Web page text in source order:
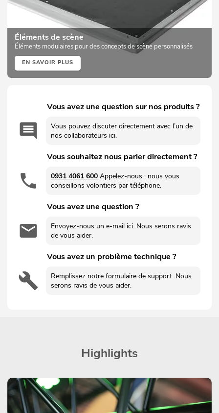
Éléments de scène
Éléments modulaires pour des concepts de scène personnalisés
EN SAVOIR PLUS
Vous avez une question sur nos produits ?
Vous pouvez discuter directement avec l’un de
nos collaborateurs ici.
Vous souhaitez nous parler directement ?
0931 4061 600 Appelez-nous : nous vous
conseillons volontiers par téléphone.
Vous avez une question ?
Envoyez-nous un e-mail ici. Nous serons ravis
de vous aider.
Vous avez un problème technique ?
Remplissez notre formulaire de support. Nous
serons ravis de vous aider.
Highlights